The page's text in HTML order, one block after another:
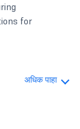
for
अधिक पाहा